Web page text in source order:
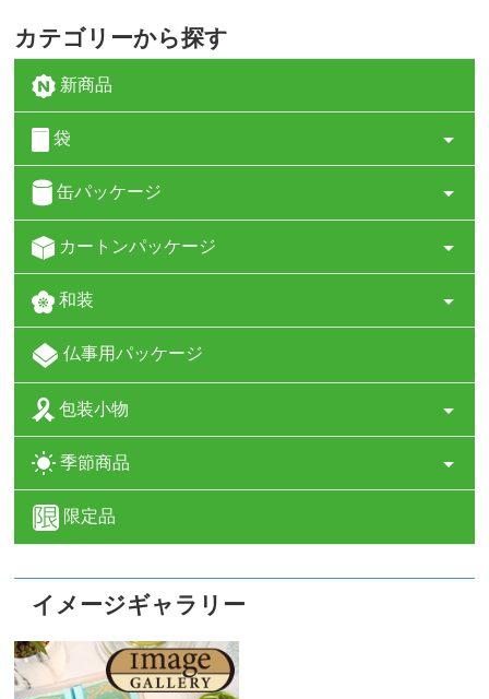
カテゴリーから探す
新商品
袋
缶パッケージ
カートンパッケージ
和装
仏事用パッケージ
包装小物
季節商品
限定品
イメージギャラリー